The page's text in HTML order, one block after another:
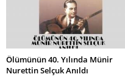
Ölümünün 40. Yılında Münir
Nurettin Selçuk Anıldı